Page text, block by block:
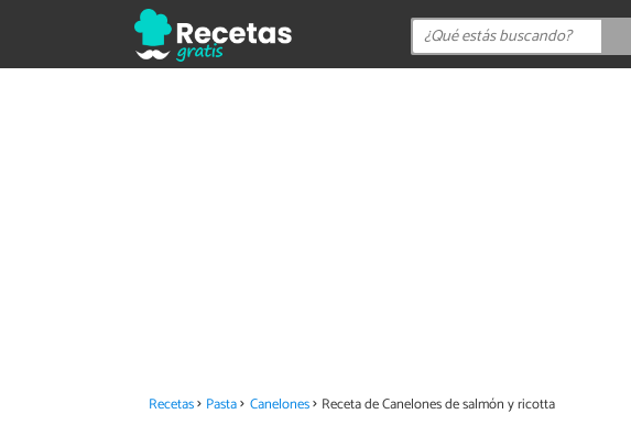
Recetas Pasta Canelones Receta de Canelones de salmón y ricotta